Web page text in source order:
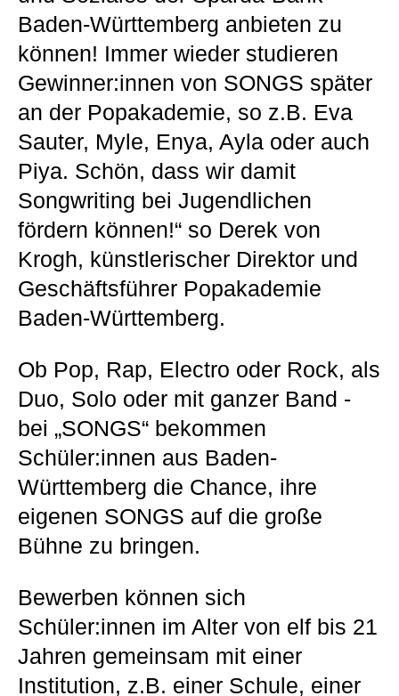
Baden-Württemberg anbieten zu
können! Immer wieder studieren
Gewinner:innen von SONGS später
an der Popakademie, so z.B. Eva
Sauter, Myle, Enya, Ayla oder auch
Piya. Schön, dass wir damit
Songwriting bei Jugendlichen
fördern können!“ so Derek von
Krogh, künstlerischer Direktor und
Geschäftsführer Popakademie
Baden-Württemberg.
Ob Pop, Rap, Electro oder Rock, als
Duo, Solo oder mit ganzer Band -
bei „SONGS“ bekommen
Schüler:innen aus Baden-
Württemberg die Chance, ihre
eigenen SONGS auf die große
Bühne zu bringen.
Bewerben können sich
Schüler:innen im Alter von elf bis 21
Jahren gemeinsam mit einer
Institution, z.B. einer Schule, einer